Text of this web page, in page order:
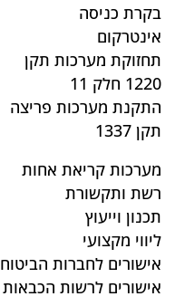
בקרת כניסה
אינטרקום
תחזוקת מערכות תקן
1220 חלק 11
התקנת מערכות פריצה
תקן 1337
מערכות קריאת אחות
רשת ותקשורת
תכנון וייעוץ
ליווי מקצועי
אישורים לחברות הביטוח
אישורים לרשות הכבאות